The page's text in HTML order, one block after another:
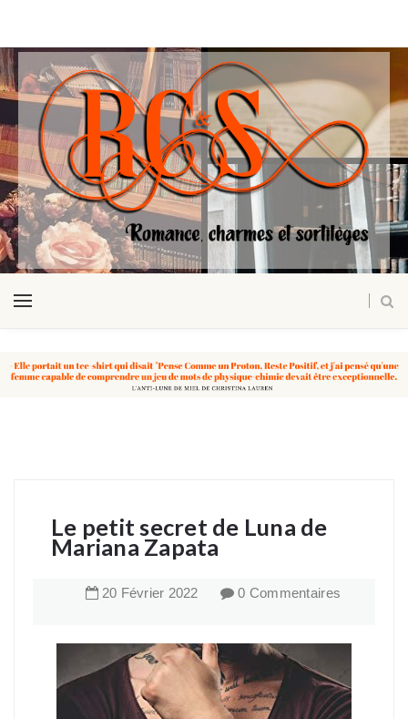
Le petit secret de Luna de
Mariana Zapata
20 Février 2022 0 Commentaires